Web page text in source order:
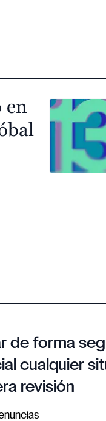
en
de forma
cualquier
revisión